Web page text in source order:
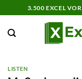
Inhalt
springen
3.500 EXCEL
LISTEN